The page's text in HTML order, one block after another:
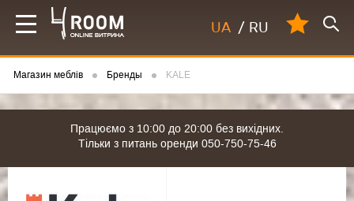
UA / RU
Магазин меблів Бренды KALE
Працюємо з 10:00 до 20:00 без вихідних.
Тільки з питань оренди 050-750-75-46